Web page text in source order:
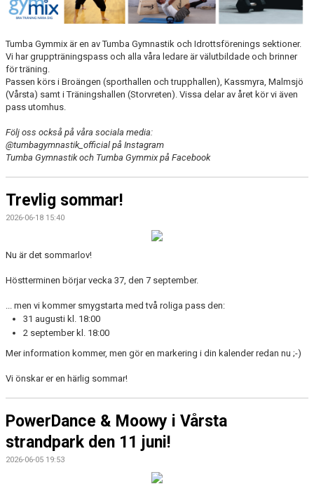
KONTAKT
VÅRA HALLAR
PRISER
ANMÄLAN
Tumba Gymmix är en av Tumba Gymnastik och Idrottsförenings sektioner.
Vi har gruppträningspass och alla våra ledare är välutbildade och brinner
för träning.
Passen körs i Broängen (sporthallen och trupphallen), Kassmyra, Malmsjö
(Vårsta) samt i Träningshallen (Storvreten). Vissa delar av året kör vi även
pass utomhus.
Följ oss också på våra sociala media:
@tumbagymnastik_official på Instagram
Tumba Gymnastik och Tumba Gymmix på Facebook
Trevlig sommar!
2026-06-18 15:40
Nu är det sommarlov!
Höstterminen börjar vecka 37, den 7 september.
... men vi kommer smygstarta med två roliga pass den:
31 augusti kl. 18:00
2 september kl. 18:00
Mer information kommer, men gör en markering i din kalender redan nu ;-)
Vi önskar er en härlig sommar!
PowerDance & Moowy i Vårsta
strandpark den 11 juni!
2026-06-05 19:53